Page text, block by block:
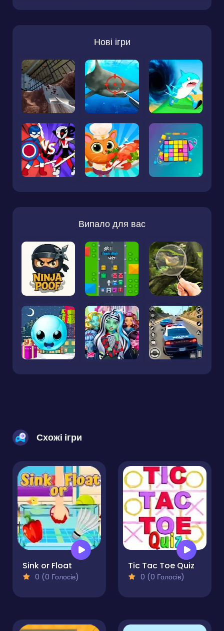
Нові ігри
Випало для вас
Схожі ігри
Sink or Float
0 (0 Голосів)
Tic Tac Toe Quiz
0 (0 Голосів)